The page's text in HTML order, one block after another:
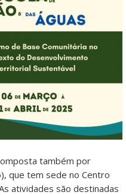
também por
que tem sede no Centro
atividades são destinadas